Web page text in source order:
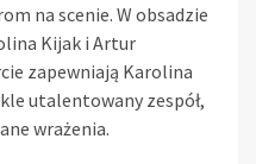
na scenie. W obsadzie
Kijak i Artur
zapewniają Karolina
utalentowany zespół,
wrażenia.